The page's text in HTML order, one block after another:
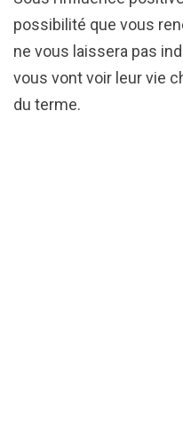
possibilité que vous
ne vous laissera pas
vous vont voir leur vie
du terme.